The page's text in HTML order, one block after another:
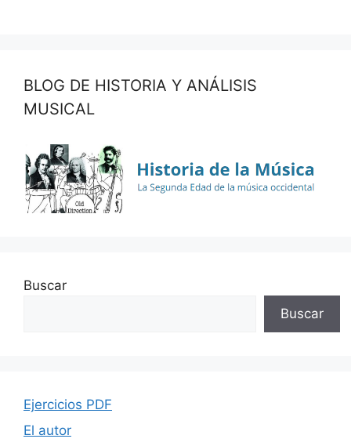
BLOG DE HISTORIA Y ANÁLISIS
MUSICAL
Buscar
Buscar
Ejercicios PDF
El autor